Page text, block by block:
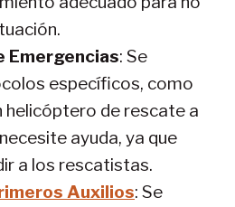
Emergencias: Se
específicos, como
helicóptero de rescate a
ayuda, ya que
a los rescatistas.
Auxilios: Se